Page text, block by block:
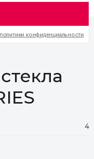
политики конфиденциальности
4